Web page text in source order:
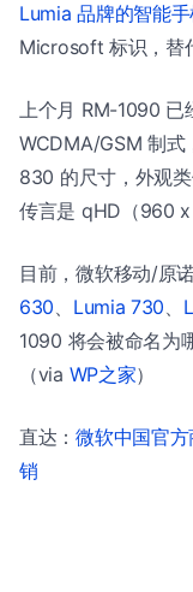
Lumia 品牌的智能
Microsoft 标识，替
上个月 RM-1090 已
WCDMA/GSM 制式
830 的尺寸，外观
传言是 qHD（960 x
目前，微软移动/原
630、 Lumia 730、
1090 将会被命名为
（via WP之家）
直达：微软中国官
销